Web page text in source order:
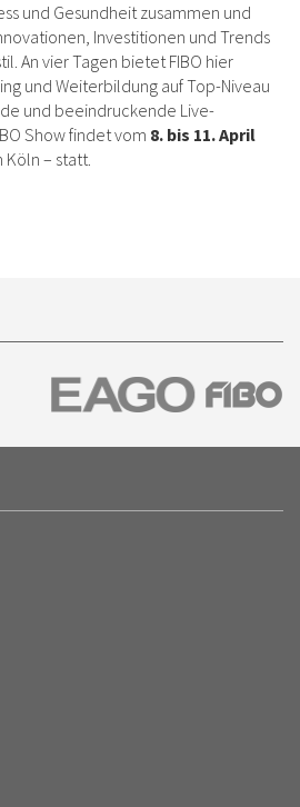
und Gesundheit zusammen und
Investitionen und Trends
An vier Tagen bietet FIBO hier
und Weiterbildung auf Top-Niveau
und beeindruckende Live-
Show findet vom 8. bis 11. April
– statt.